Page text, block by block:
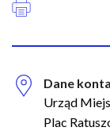
i
a
y
Dane
Urząd
Plac